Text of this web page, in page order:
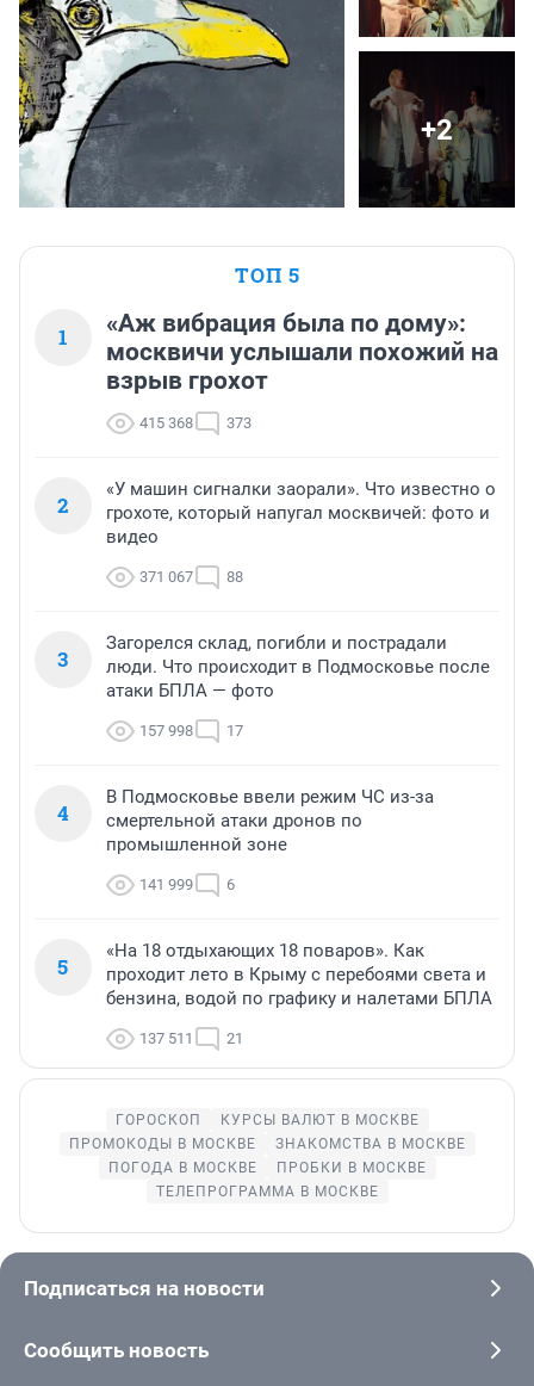
+2
ТОП 5
1
«Аж вибрация была по дому»:
москвичи услышали похожий на
взрыв грохот
415 368 373
2
«У машин сигналки заорали». Что известно о
грохоте, который напугал москвичей: фото и
видео
371 067 88
3
Загорелся склад, погибли и пострадали
люди. Что происходит в Подмосковье после
атаки БПЛА — фото
157 998 17
4
В Подмосковье ввели режим ЧС из-за
смертельной атаки дронов по
промышленной зоне
141 999 6
5
«На 18 отдыхающих 18 поваров». Как
проходит лето в Крыму с перебоями света и
бензина, водой по графику и налетами БПЛА
137 511 21
ГОРОСКОП
КУРСЫ ВАЛЮТ В МОСКВЕ
ПРОМОКОДЫ В МОСКВЕ
ЗНАКОМСТВА В МОСКВЕ
ПОГОДА В МОСКВЕ
ПРОБКИ В МОСКВЕ
ТЕЛЕПРОГРАММА В МОСКВЕ
Подписаться на новости
Сообщить новость